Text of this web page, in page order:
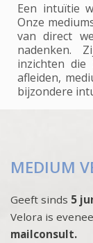
Een intuïtie
Onze
van direct
nadenken.
inzichten
afleiden,
bijzondere
MEDIUM
Geeft sinds 5
Velora is
mailconsult.